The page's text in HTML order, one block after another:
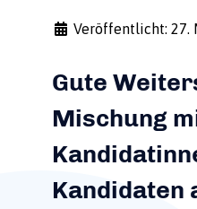
Veröffentlicht: 27.
Gute
Mischung
Kandidaten